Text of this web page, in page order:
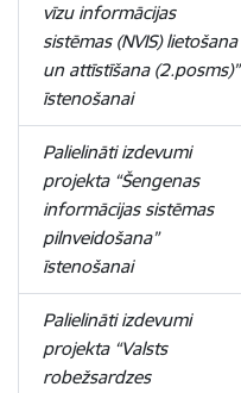
vīzu informācijas
sistēmas (NVIS) lietošana
un attīstīšana (2.posms)”
īstenošanai
Palielināti izdevumi
projekta “Šengenas
informācijas sistēmas
pilnveidošana”
īstenošanai
Palielināti izdevumi
projekta “Valsts
robežsardzes